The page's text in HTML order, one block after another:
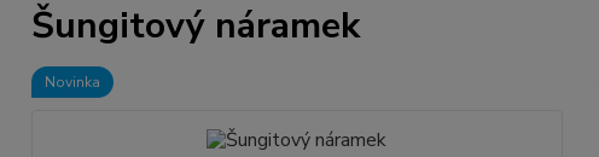
Šungitový náramek
Novinka